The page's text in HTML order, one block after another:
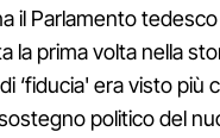
il Parlamento
la prima volta nella
‘fiducia' era visto
politico del